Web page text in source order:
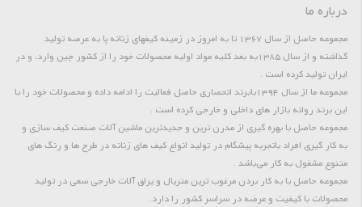
درباره ما
مجموعه حاصل از سال 1367 تا به امروز در زمینه کیفهای زنانه پا به عرصه تولید
گذاشته و از سال 1385به بعد کلیه مواد اولیه محصولات خود را از کشور چین وارد، و در
ایران تولید کرده است .
مجموعه ما از سال 1394بابرند انحصاری حاصل فعالیت را ادامه داده و محصولات خود را با
این برند روانه بازار های داخلی و خارجی کرده است .
مجموعه حاصل با بهره گیری از مدرن ترین و جدیدترین ماشین آلات صنعت کیف سازی و
به کار گیری افراد باتجربه پیشگام در تولید انواع کیف های زنانه در طرح ها و رنگ های
متنوع مشغول به کار می‌باشد .
مجموعه حاصل با به کار بردن مرغوب ترین متریال و یراق آلات خارجی سعی در تولید
محصولات با کیفیت و عرضه در سراسر کشور را دارد.